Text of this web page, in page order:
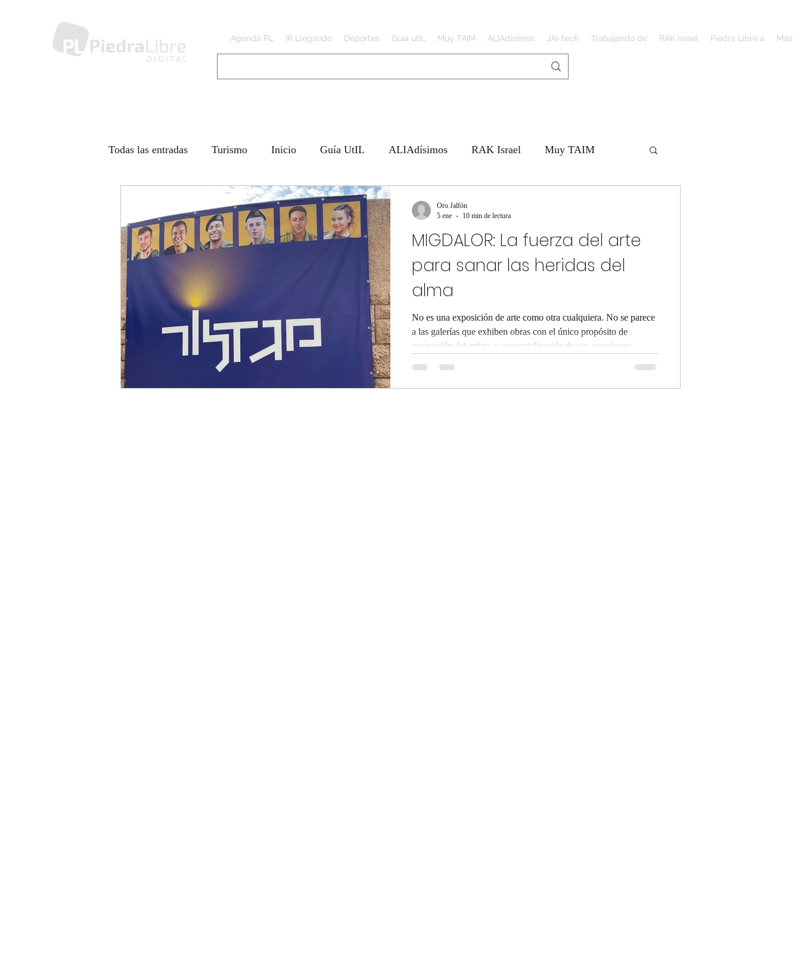
Agenda PL IR Llegando Deportes Guía útIL Muy TAIM ALIAdísimos JAI-tech Trabajando de RAK Israel Piedra Libre a Más
Todas las entradas Turismo Inicio Guía UtIL ALIAdísimos RAK Israel Muy TAIM
IR Llegando Deportes JAI Tech
Días difíciles - GUERRA CON IRAN
MIGDALOR: La fuerza del arte
para sanar las heridas del
alma
No es una exposición de arte como otra cualquiera. No se parece
a las galerías que exhiben obras con el único propósito de
promoción del artista o comercialización de sus creaciones.
”, luz. Esta exhibición, que durará hasta el 24 de enero de 2026
Oro Jalfón
5 ene
10 min de lectura